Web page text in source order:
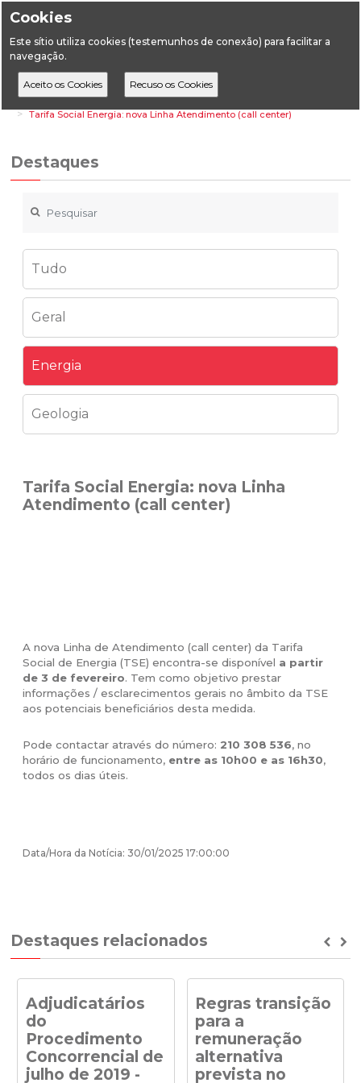
Cookies
Este sítio utiliza cookies (testemunhos de conexão) para facilitar a
navegação.
HomeDestaques
Energia
Tarifa Social Energia: nova Linha Atendimento (call center)
Destaques
Tudo
Geral
Energia
Geologia
Tarifa Social Energia: nova Linha
Atendimento (call center)
A nova Linha de Atendimento (call center) da Tarifa
Social de Energia (TSE) encontra-se disponível a partir
de 3 de fevereiro. Tem como objetivo prestar
informações / esclarecimentos gerais no âmbito da TSE
aos potenciais beneficiários desta medida.
Pode contactar através do número: 210 308 536, no
horário de funcionamento, entre as 10h00 e as 16h30,
todos os dias úteis.
Data/Hora da Notícia: 30/01/2025 17:00:00
Destaques relacionados
Adjudicatários
do
Procedimento
Concorrencial de
julho de 2019 -
Regras transição
para a
remuneração
alternativa
prevista no